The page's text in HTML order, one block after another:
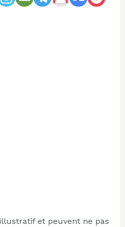
et peuvent ne pas